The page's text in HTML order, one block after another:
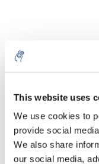
This website uses
We use cookies to
provide social
We also share
our social media,
Aantal